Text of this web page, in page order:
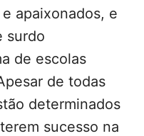
apaixonados, e
surdo
de escolas
de todas
determinados
sucesso na